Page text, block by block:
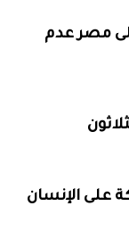
مصر عدم
على الإنسان